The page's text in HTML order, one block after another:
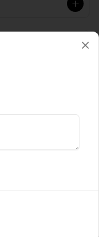
triturada, sin
palta.
Roll